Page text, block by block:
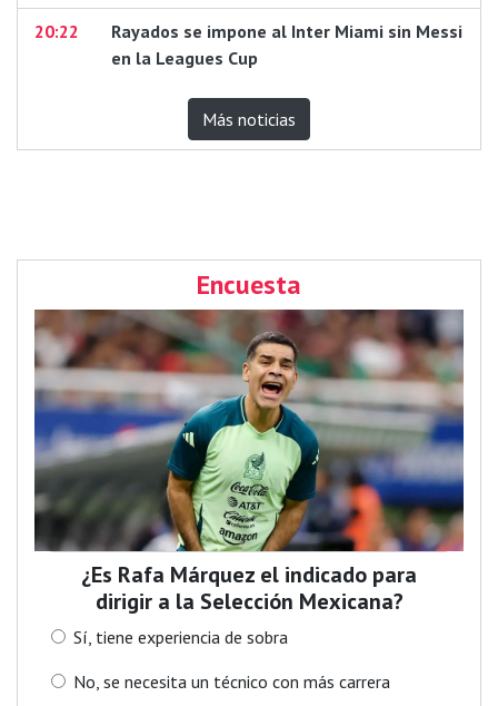
20:22
Rayados se impone al Inter Miami sin Messi
en la Leagues Cup
Más noticias
Encuesta
¿Es Rafa Márquez el indicado para
dirigir a la Selección Mexicana?
Sí, tiene experiencia de sobra
No, se necesita un técnico con más carrera